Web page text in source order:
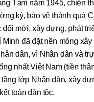
Tám năm 1945, chiến
kỳ, bảo vệ thành quả
đổi mới, xây dựng, phát
Minh đã đặt nền móng
dân, vì Nhân dân và
nhất Việt Nam (tiền
lớp Nhân dân, xây
toàn dân tộc.